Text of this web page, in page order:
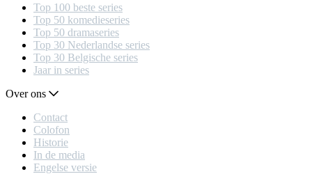
Top 100 beste series
Top 50 komedieseries
Top 50 dramaseries
Top 30 Nederlandse series
Top 30 Belgische series
Jaar in series
Over ons
Contact
Colofon
Historie
In de media
Engelse versie